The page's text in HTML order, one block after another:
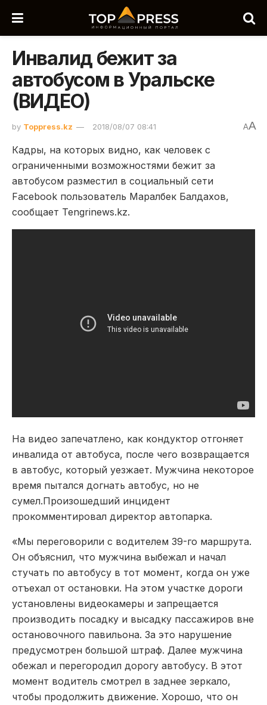
Инвалид бежит за
автобусом в Уральске
(ВИДЕО)
by Toppress.kz 2018/08/07 08:41 AA
Кадры, на которых видно, как человек с
ограниченными возможностями бежит за
автобусом разместил в социальный сети
Facebook пользователь Маралбек Балдахов,
сообщает Tengrinews.kz.
На видео запечатлено, как кондуктор отгоняет
инвалида от автобуса, после чего возвращается
в автобус, который уезжает. Мужчина некоторое
время пытался догнать автобус, но не
сумел.Произошедший инцидент
прокомментировал директор автопарка.
«Мы переговорили с водителем 39-го маршрута.
Он объяснил, что мужчина выбежал и начал
стучать по автобусу в тот момент, когда он уже
отъехал от остановки. На этом участке дороги
установлены видеокамеры и запрещается
производить посадку и высадку пассажиров вне
остановочного павильона. За это нарушение
предусмотрен большой штраф. Далее мужчина
обежал и перегородил дорогу автобусу. В этот
момент водитель смотрел в заднее зеркало,
чтобы продолжить движение. Хорошо, что он